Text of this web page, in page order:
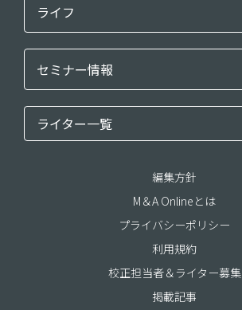
ライフ
セミナー情報
ライター一覧
編集方針
M＆A Onlineとは
プライバシーポリシー
利用規約
校正担当者＆ライター募集
掲載記事